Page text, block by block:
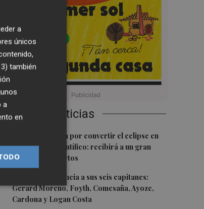
Últimas Noticias
Castelló apuesta por convertir el eclipse en
un referente científico: recibirá a un gran
equipo de expertos
El Villarreal anuncia a sus seis capitanes:
Gerard Moreno, Foyth, Comesaña, Ayoze,
Cardona y Logan Costa
a
únicos
también
a
en